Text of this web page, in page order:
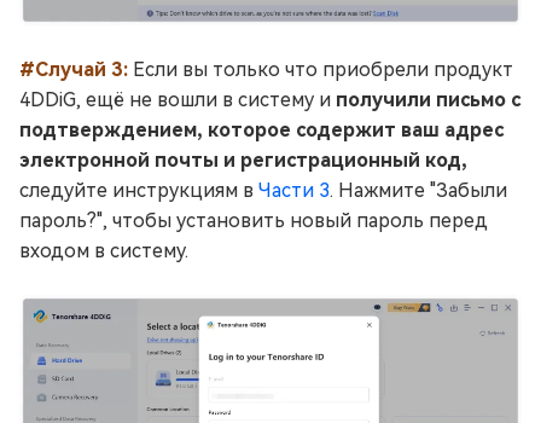
#Случай 3: Если вы только что приобрели продукт
4DDiG, ещё не вошли в систему и получили письмо с
подтверждением, которое содержит ваш адрес
электронной почты и регистрационный код,
следуйте инструкциям в Части 3. Нажмите "Забыли
пароль?", чтобы установить новый пароль перед
входом в систему.